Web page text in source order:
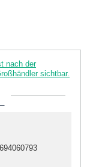
nach der
sichtbar.